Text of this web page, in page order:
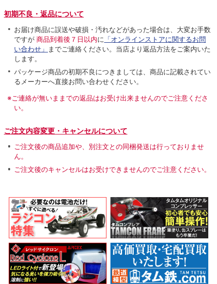
初期不良・返品について
お届け商品に誤送や破損・汚れなどがあった場合は、大変お手数
ですが 商品到着後７日以内に 「オンラインストアに関するお問
い合わせ」
までご連絡ください。当店より返品方法をご案内いた
します。
パッケージ商品の初期不良につきましては、商品に記載されてい
るメーカーへ直接お問い合わせください。
※ご連絡が無いままでの返品はお受け出来ませんのでご注意くださ
い。
ご注文内容変更・キャンセルについて
ご注文後の商品追加や、別注文との同梱発送は行っておりませ
ん。
ご注文後のキャンセルはお受けできませんのでご注意ください。